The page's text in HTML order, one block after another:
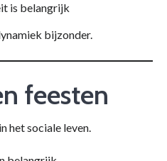
is belangrijk
bijzonder.
feesten
het sociale leven.